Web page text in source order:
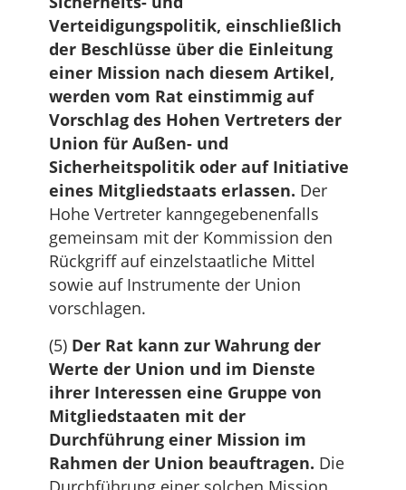
Verteidigungspolitik, einschließlich
der Beschlüsse über die Einleitung
einer Mission nach diesem Artikel,
werden vom Rat einstimmig auf
Vorschlag des Hohen Vertreters der
Union für Außen- und
Sicherheitspolitik oder auf Initiative
eines Mitgliedstaats erlassen. Der
Hohe Vertreter kanngegebenenfalls
gemeinsam mit der Kommission den
Rückgriff auf einzelstaatliche Mittel
sowie auf Instrumente der Union
vorschlagen.
(5) Der Rat kann zur Wahrung der
Werte der Union und im Dienste
ihrer Interessen eine Gruppe von
Mitgliedstaaten mit der
Durchführung einer Mission im
Rahmen der Union beauftragen. Die